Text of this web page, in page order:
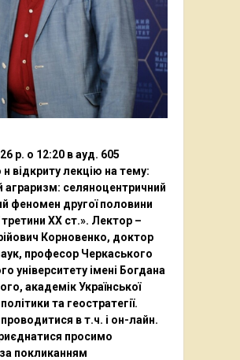
р. о 12:20 в ауд. 605
відкриту лекцію на тему:
аграризм: селяноцентричний
феномен другої половини
третини ХХ ст.». Лектор –
Корновенко, доктор
професор Черкаського
університету імені Богдана
академік Української
та геостратегії.
в т.ч. і он-лайн.
просимо
покликанням